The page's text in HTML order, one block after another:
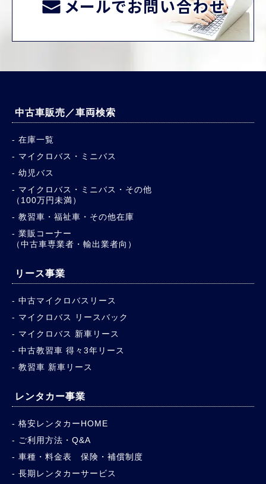
メールでお問い合わせ
中古車販売／車両検索
在庫一覧
マイクロバス・ミニバス
幼児バス
マイクロバス・ミニバス・その他
（100万円未満）
教習車・福祉車・その他在庫
業販コーナー
（中古車専業者・輸出業者向）
リース事業
中古マイクロバスリース
マイクロバス リースバック
マイクロバス 新車リース
中古教習車 得々3年リース
教習車 新車リース
レンタカー事業
格安レンタカーHOME
ご利用方法・Q&A
車種・料金表 保険・補償制度
長期レンタカーサービス